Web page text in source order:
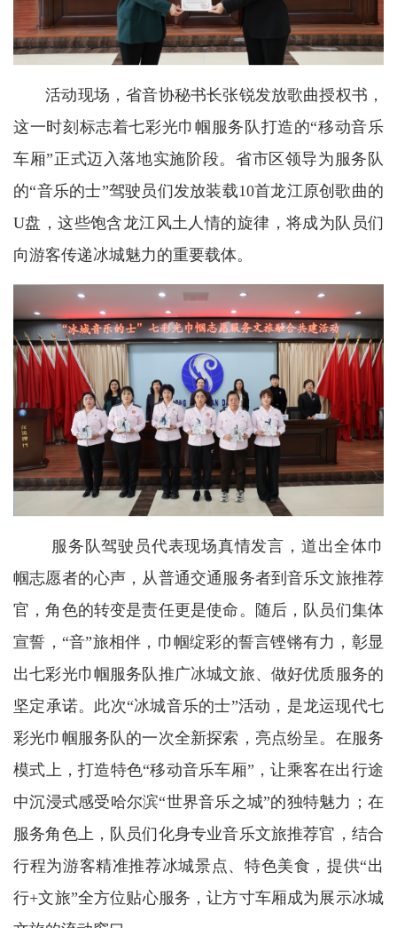
活动现场，省音协秘书长张锐发放歌曲授权书，
这一时刻标志着七彩光巾帼服务队打造的“移动音乐
车厢”正式迈入落地实施阶段。省市区领导为服务队
的“音乐的士”驾驶员们发放装载10首龙江原创歌曲的
U盘，这些饱含龙江风土人情的旋律，将成为队员们
向游客传递冰城魅力的重要载体。
服务队驾驶员代表现场真情发言，道出全体巾
帼志愿者的心声，从普通交通服务者到音乐文旅推荐
官，角色的转变是责任更是使命。随后，队员们集体
宣誓，“音”旅相伴，巾帼绽彩的誓言铿锵有力，彰显
出七彩光巾帼服务队推广冰城文旅、做好优质服务的
坚定承诺。此次“冰城音乐的士”活动，是龙运现代七
彩光巾帼服务队的一次全新探索，亮点纷呈。在服务
模式上，打造特色“移动音乐车厢”，让乘客在出行途
中沉浸式感受哈尔滨“世界音乐之城”的独特魅力；在
服务角色上，队员们化身专业音乐文旅推荐官，结合
行程为游客精准推荐冰城景点、特色美食，提供“出
行+文旅”全方位贴心服务，让方寸车厢成为展示冰城